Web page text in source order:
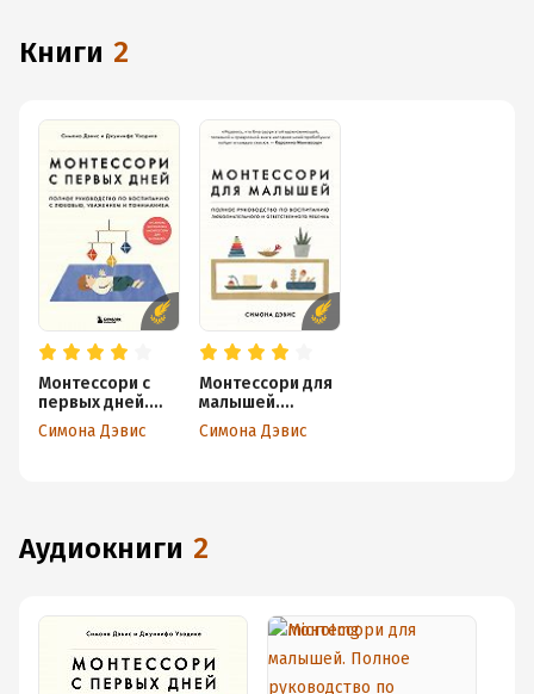
книги 2
Монтессори с
первых дней.
Полное
руководство по
Симона Дэвис
Монтессори для
малышей.
Полное
руководство по
ребенка
Симона Дэвис
аудиокниги 2